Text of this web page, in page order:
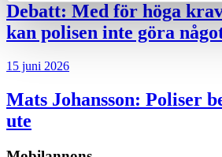
Debatt: Med för höga
kan polisen inte göra
15 juni 2026
Mats Johansson: Poliser
ute